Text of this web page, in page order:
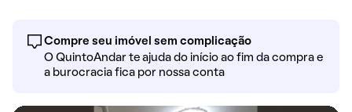
Compre seu imóvel sem complicação
O QuintoAndar te ajuda do início ao fim da compra e
a burocracia fica por nossa conta